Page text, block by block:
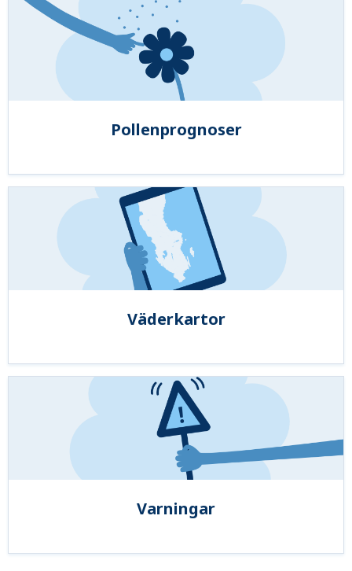
Pollenprognoser
Väderkartor
Varningar